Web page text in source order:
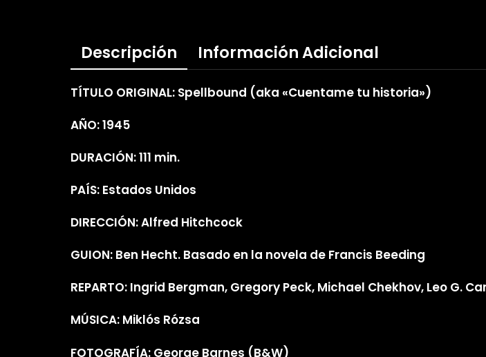
Descripción Información Adicional
TÍTULO ORIGINAL: Spellbound (aka «Cuentame tu historia»)
AÑO: 1945
DURACIÓN: 111 min.
PAÍS: Estados Unidos
DIRECCIÓN: Alfred Hitchcock
GUION: Ben Hecht. Basado en la novela de Francis Beeding
REPARTO: Ingrid Bergman, Gregory Peck, Michael Chekhov, Leo G.
MÚSICA: Miklós Rózsa
FOTOGRAFÍA: George Barnes (B&W)